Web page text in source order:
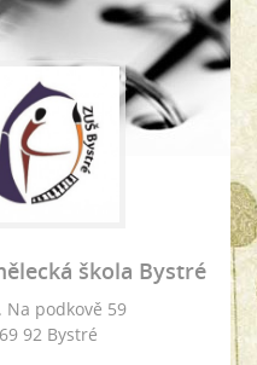
škola Bystré
Na podkově 59
92 Bystré